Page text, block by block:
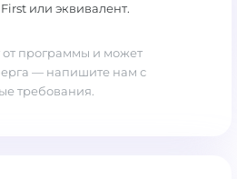
или эквивалент.
программы и может
— напишите нам с
требования.